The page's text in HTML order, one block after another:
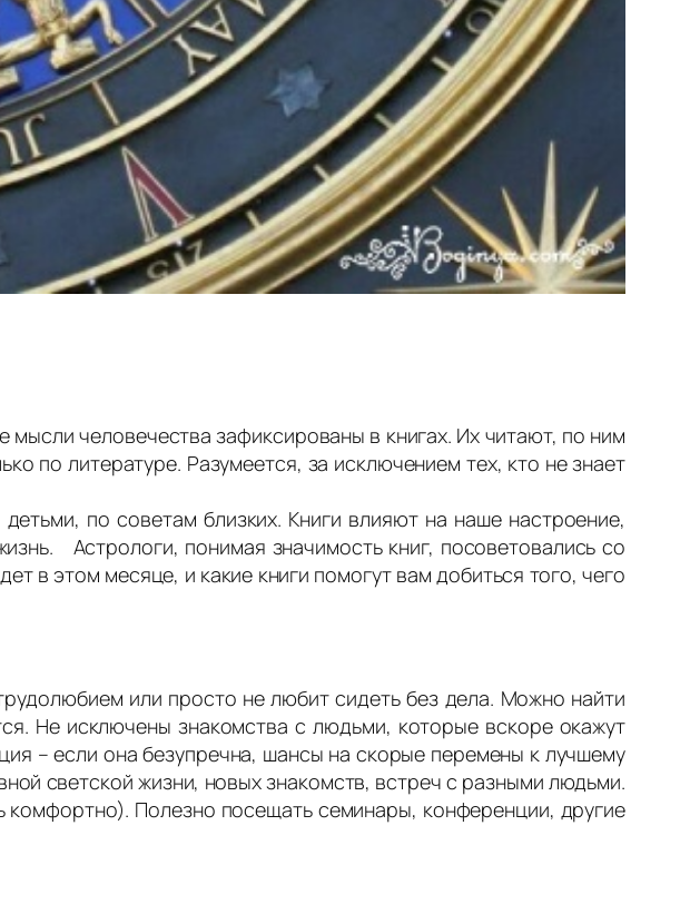
человечества зафиксированы в книгах. Их читают, по ним
по литературе. Разумеется, за исключением тех, кто не знает
по советам близких. Книги влияют на наше настроение,
Астрологи, понимая значимость книг, посоветовались со
в этом месяце, и какие книги помогут вам добиться того, чего
или просто не любит сидеть без дела. Можно найти
Не исключены знакомства с людьми, которые вскоре окажут
– если она безупречна, шансы на скорые перемены к лучшему
светской жизни, новых знакомств, встреч с разными людьми.
комфортно). Полезно посещать семинары, конференции, другие